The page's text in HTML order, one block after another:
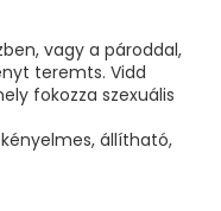
vagy a pároddal,
teremts. Vidd
fokozza szexuális
állítható,